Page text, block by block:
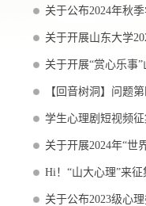
关于公布2024年秋
关于开展山东大学
关于开展“赏心乐事
【回音树洞】问题
学生心理剧短视频
关于开展2024年“世
Hi！“山大心理”来征
关于公布2023级心